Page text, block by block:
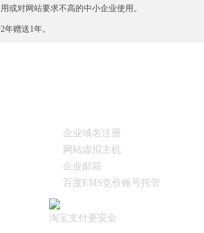
或对网站要求不高的中小企业使用。
赠送1年。
企业域名注册
网站虚拟主机
企业邮箱
百度EMS竞价账号托管
淘宝支付更安全